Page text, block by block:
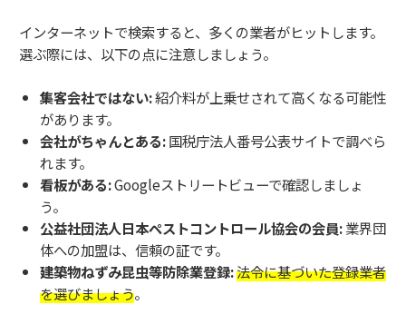
インターネットで検索すると、多くの業者がヒットします。
選ぶ際には、以下の点に注意しましょう。
集客会社ではない:紹介料が上乗せされて高くなる可能性
があります。
会社がちゃんとある:国税庁法人番号公表サイトで調べら
れます。
看板がある:Googleストリートビューで確認しましょ
う。
公益社団法人日本ペストコントロール協会の会員:業界団
体への加盟は、信頼の証です。
建築物ねずみ昆虫等防除業登録:法令に基づいた登録業者
を選びましょう。